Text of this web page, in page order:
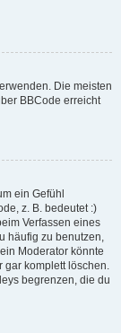
Die meisten
BBCode erreicht
ein Gefühl
z. B. bedeutet :)
Verfassen eines
häufig zu benutzen,
Moderator könnte
gar komplett löschen.
begrenzen, die du